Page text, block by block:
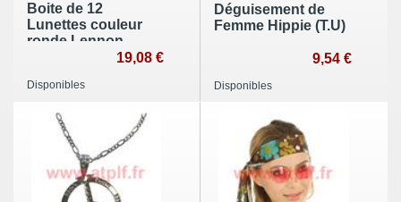
Boite de 12
Lunettes couleur
ronde Lennon
19,08 €
Disponibles
Déguisement de
Femme Hippie (T.U)
9,54 €
Disponibles